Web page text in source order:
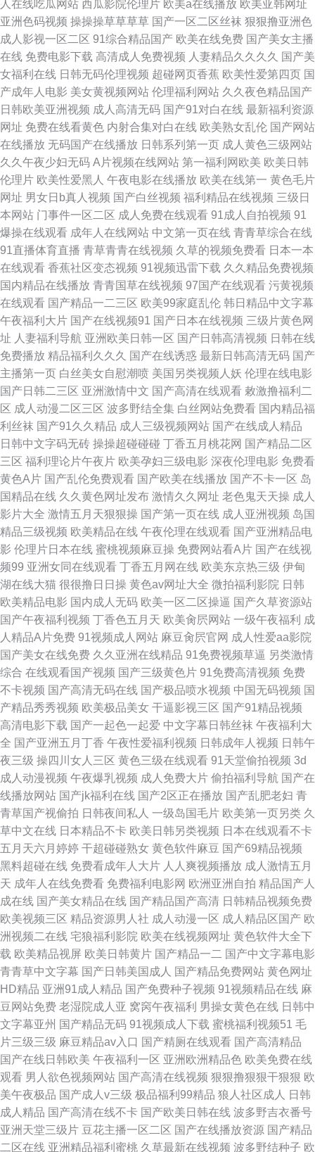
码 黄色电影久久一区二区 精品久久在线播放 美女视频五区 蜜桃视频综合 免
费情色在线国产麻 欧美A片在线观看视频 日韩另类爱爱 五月天的com 在线观
看免费91 最新国产欧美 超碰成人网 国产AV最新黑料网站 精品无码区 看片
网站观看 欧美日韩图片 91青青娱乐 99视频观看 传媒在线观看 国产精品欧美
日韩无 国产直播不卡A片 黄色网子 精品在线9 久久草最新网址获取 老湿机影
音 欧美视6视频 天天爱天天叭 在线影院91 91微拍网 电影免费 久久青草av
能电脑在线看的中文ts人妖黄色电影网站 亚洲色妹妹 91色情看片 成人网在
线看免费看 国产欧美色亚洲 久久成人久久 麻豆果冻伦子乱 欧美有码第一页
九九在线9 久久嫩草av 密桃午夜的性爱 日韩118页视频 网址导航屁屁影 91
黄色的 成人视频欧美精品第二页91cn 久久久一级黄色网址 日韩欧美日B视
频 91爱豆视频 91黄应用在线网站 免费网站在线观看18 欧美日韩狠狠操人人
爽 日韩精品一级二级 色婷婷影院免费黄色 五月天性爱 亚洲综合激情五月久
久 精品一国二国三免费版 熊猫视频91 91官方观看 91色色观看 www香蕉黄
色 高清免费无码 国产午夜福利日韩 精品国产中出在线 久久日本无码一区三
区 内射无码久久 青岛少妇扣逼 日韩无码图区 午夜91爽爽爽影院 在线观看蓝
莓 97操网站 国产精品自拍第25页 天堂视频免费观看 97精品视频 国产午夜
精品久久 久久一点 欧美亚洲色一色噜 日韩精品蜜桃一二三区
人在线吃瓜网站 西瓜影院伦理片 欧美a在线播放 欧美亚韩网址
亚洲色码视频 操操操草草草草 国产一区二区丝袜 狠狠撸亚洲色
成人影视一区二区 91综合精品国产 欧美在线免费 国产美女主播
在线 免费电影下载 高清成人免费视频 人妻精品久久久久 国产美
女福利在线 日韩无码伦理视频 超碰网页香蕉 欧美性爱第四页 国
产成年人电影 美女黄视频网站 伦理福利网站 久久夜色精品国产
日韩欧美亚洲视频 成人高清无码 国产91对白在线 最新福利资源
网址 免费在线看黄色 内射合集对白在线 欧美熟女乱伦 国产网站
在线播放 无码国产在线播放 日韩系列第一页 成人黄色三级网站
久久午夜少妇无码 A片视频在线网站 第一福利网欧美 欧美日韩
伦理片 欧美性爱黑人 午夜电影在线播放 欧美在线第一 黄色毛片
网址 男女日b真人视频 国产白丝视频 福利精品在线视频 三级日
本网站 门事件一区二区 成人免费在线观看 91成人自拍视频 91
爆操在线观看 成年人在线网站 中文第一页在线 青青草综合在线
91直播体育直播 青草青青在线视频 久草的视频免费看 日本一本
在线观看 香蕉社区变态视频 91视频迅雷下载 久久精品免费视频
国内精品在线播放 青青国草在线视频 97国产在线观看 污黄视频
在线观看 国产精品一二三区 欧美99家庭乱伦 韩日精品中文字幕
午夜福利大片 国产在线视频91 国产日本在线视频 三级片黄色网
址 人妻福利导航 亚洲欧美日韩一区 国产日韩高清视频 日韩在线
免费播放 精品福利久久久 国产在线诱惑 最新日韩高清无码 国产
主播第一页 白丝美女自慰潮喷 美国另类视频人妖 伦理在线电影
国产日韩二三区 亚洲激情中文 国产高清在线观看 敕激撸福利二
区 成人动漫二区三区 波多野结全集 白丝网站免费看 国内精品福
利丝袜 国产91久久精品 成人三级视频网站 国产在线成人精品
日韩中文字码无砖 操操超碰碰碰 丁香五月桃花网 国产精品二区
三区 福利理论片午夜片 欧美孕妇三级电影 深夜伦理电影 免费看
黄色A片 国产乱伦免费观看 国产欧美在线播放 国产不卡一区 岛
国精品在线 久久黄色网址发布 激情久久网址 老色鬼天天操 成人
影片大全 激情五月天狠狠操 国产第一页在线 成人亚洲视频 岛国
精品三级视频 欧美精品在线 午夜伦理在线观看 国产亚洲精品电
影 伦理片日本在线 蜜桃视频麻豆操 免费网站看A片 国产在线视
频99 亚洲女同在线观看 丁香五月网在线 欧美东京热三级 伊甸
湖在线大猫 很很撸日日操 黄色av网址大全 微拍福利影院 日韩
欧美精品电影 国内成人无码 欧美一区二区操逼 国产久草资源站
国产午夜福利视频 丁香色五月天 欧美肏屄网站 一级午夜福利 成
人精品A片免费 91视频成人网站 麻豆肏屄官网 成人性爱aa影院
国产美女在线免费 久久亚洲在线精品 91免费视频草逼 另类激情
综合 在线观看国产视频 国产三级黄色片 91免费高清视频 免费
不卡视频 国产高清无码在线 国产极品喷水视频 中国无码视频 国
产精品秀秀视频 欧美极品美女 干逼影视三区 国产91精品视频
高清电影下载 国产一起色一起爱 中文字幕日韩丝袜 午夜福利大
全 国产亚洲五月丁香 午夜性爱福利视频 日韩成年人视频 日韩午
夜三级 操四川女人三区 黄色三级在线观看 91天堂偷拍视频 3d
成人动漫视频 午夜爆乳视频 成人免费大片 偷拍福利导航 国产在
线播放网站 国产jk福利在线 国产2区正在播放 国产乱肥老妇 青
青草国产视偷拍 日韩夜间私人 一级岛国毛片 欧美第一页另类 久
草中文在线 日本精品不卡 欧美日韩另类视频 日本在线观看不卡
五月天六月婷婷 干超碰碰熟女 黄色软件麻豆 国产69精品视频
黑料超碰在线 免费看成年人大片 人人爽视频播放 成人激情五月
天 成年人在线免费看 免费福利电影网 欧洲亚洲自拍 精品国产人
成在线 国产美女精品在线 国产精品国产高清 日韩精品视频免费
欧美视频三区 精品资源男人社 成人动漫一区 成人精品区国产 欧
洲视频二在线 宅狼福利影院 欧美在线视频网址 黄色软件大全下
载 欧美精品视屏 欧美日韩黄片 国产精品一二 国产中文字幕电影
青青草中文字幕 国产日韩美国成人 国产精品免费网站 黄色网址
HD精品 亚洲91成人精品 国产免费种子视频 91视频精品在线 麻
豆网站免费 老湿院成人亚 窝窉午夜福利 男操女黄色在线 日韩中
文字幕亚州 国产精品无码 91视频成人下载 蜜桃福利视频51 毛
片三级三级 麻豆精品av入口 国产精厕在线观看 国产高清精品
国产在线日韩欧美 午夜福利一区 亚洲欧洲精品色 欧美免费在线
观看 男人欲色视频网站 国产高清在线视频 狠狠撸狠狠干狠狠 欧
美午夜极品 国产成人v三级 极品福利99精品 狼人社区成人
日韩
成人精品 国产高清在线不卡 国产欧美日韩在线 波多野吉衣番号
亚洲天堂三级片 豆花主播一区二区 国产在线播放资源 国产精品
二区在线 亚洲精品福利蜜桃 久草最新在线视频 波多野结种子 欧